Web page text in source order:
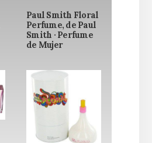
Paul Smith Floral
Perfume, de Paul
Smith · Perfume
de Mujer